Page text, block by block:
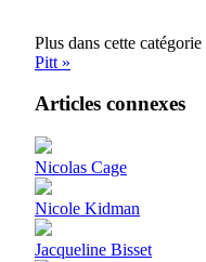
Plus dans cette catégorie
Pitt »
Articles connexes
Nicolas Cage
Nicole Kidman
Jacqueline Bisset